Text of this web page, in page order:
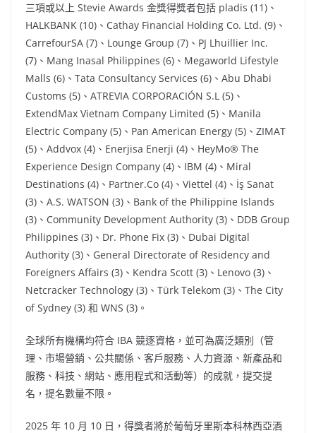
三項或以上 Stevie Awards 金獎得獎者包括 pladis (11)、
HALKBANK (10)、Cathay Financial Holding Co. Ltd. (9)、
CarrefourSA (7)、Lounge Group (7)、PJ Lhuillier Inc.
(7)、Mang Inasal Philippines (6)、Megaworld Lifestyle
Malls (6)、Tata Consultancy Services (6)、Abu Dhabi
Customs (5)、ATREVIA CORPORACIÓN S.L (5)、
ExtendMax Vietnam Company Limited (5)、Manila
Electric Company (5)、Pan American Energy (5)、ZIMAT
(5)、Addvox (4)、Enerjisa Enerji (4)、HeyMo® The
Experience Design Company (4)、IBM (4)、Miral
Destinations (4)、Partner.Co (4)、Viettel (4)、İş Sanat
(3)、A.S. WATSON (3)、Bank of the Philippine Islands
(3)、Community Development Authority (3)、DDB Group
Philippines (3)、Dr. Phone Fix (3)、Dubai Digital
Authority (3)、General Directorate of Residency and
Foreigners Affairs (3)、Kendra Scott (3)、Lenovo (3)、
Netcracker Technology (3)、Türk Telekom (3)、The City
of Sydney (3) 和 WNS (3)。
全球所有機構均符合 IBA 競逐資格，並可為廣泛類別（管
理、市場營銷、公共關係、客戶服務、人力資源、新產品和
服務、科技、網站、應用程式和活動等）的成就，提交提
名，提名數量不限。
2025 年 10 月 10 日，得獎者將於葡萄牙里斯本科林西亞酒